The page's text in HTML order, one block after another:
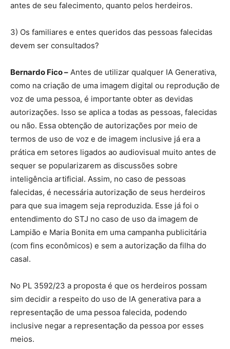
antes de seu falecimento, quanto pelos herdeiros.
3) Os familiares e entes queridos das pessoas falecidas
devem ser consultados?
Bernardo Fico – Antes de utilizar qualquer IA Generativa,
como na criação de uma imagem digital ou reprodução de
voz de uma pessoa, é importante obter as devidas
autorizações. Isso se aplica a todas as pessoas, falecidas
ou não. Essa obtenção de autorizações por meio de
termos de uso de voz e de imagem inclusive já era a
prática em setores ligados ao audiovisual muito antes de
sequer se popularizarem as discussões sobre
inteligência artificial. Assim, no caso de pessoas
falecidas, é necessária autorização de seus herdeiros
para que sua imagem seja reproduzida. Esse já foi o
entendimento do STJ no caso de uso da imagem de
Lampião e Maria Bonita em uma campanha publicitária
(com fins econômicos) e sem a autorização da filha do
casal.
No PL 3592/23 a proposta é que os herdeiros possam
sim decidir a respeito do uso de IA generativa para a
representação de uma pessoa falecida, podendo
inclusive negar a representação da pessoa por esses
meios.